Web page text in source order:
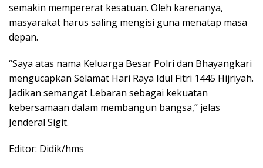
semakin mempererat kesatuan. Oleh karenanya,
masyarakat harus saling mengisi guna menatap masa
depan.
“Saya atas nama Keluarga Besar Polri dan Bhayangkari
mengucapkan Selamat Hari Raya Idul Fitri 1445 Hijriyah.
Jadikan semangat Lebaran sebagai kekuatan
kebersamaan dalam membangun bangsa,” jelas
Jenderal Sigit.
Editor: Didik/hms